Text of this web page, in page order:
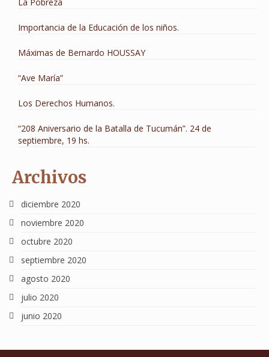
La Pobreza
Importancia de la Educación de los niños.
Máximas de Bernardo HOUSSAY
“Ave María”
Los Derechos Humanos.
“208 Aniversario de la Batalla de Tucumán”. 24 de
septiembre, 19 hs.
Archivos
diciembre 2020
noviembre 2020
octubre 2020
septiembre 2020
agosto 2020
julio 2020
junio 2020